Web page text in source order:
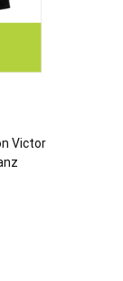
Victor